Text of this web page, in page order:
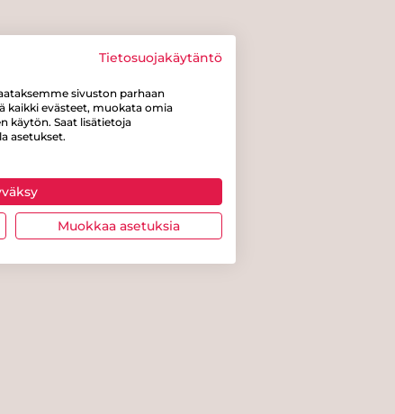
Tietosuojakäytäntö
sivuston parhaan
kaikki evästeet, muokata omia
käytön. Saat lisätietoja
asetukset.
Muokkaa asetuksia